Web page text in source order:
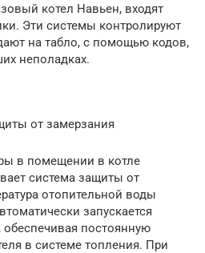
котел Навьен, входят
Эти системы контролируют
на табло, с помощью кодов,
неполадках.
от замерзания
в помещении в котле
система защиты от
отопительной воды
запускается
постоянную
в системе топления. При